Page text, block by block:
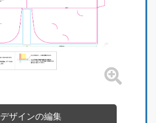
デザインの編集